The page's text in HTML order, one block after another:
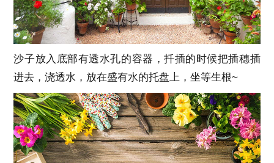
沙子放入底部有透水孔的容器，扦插的时候把插穗插
进去，浇透水，放在盛有水的托盘上，坐等生根~